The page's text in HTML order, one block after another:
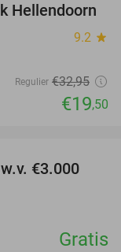
41%
Hellendoorn
9.2 star
Regulier €32,95
€19,50
€3.000
Gratis